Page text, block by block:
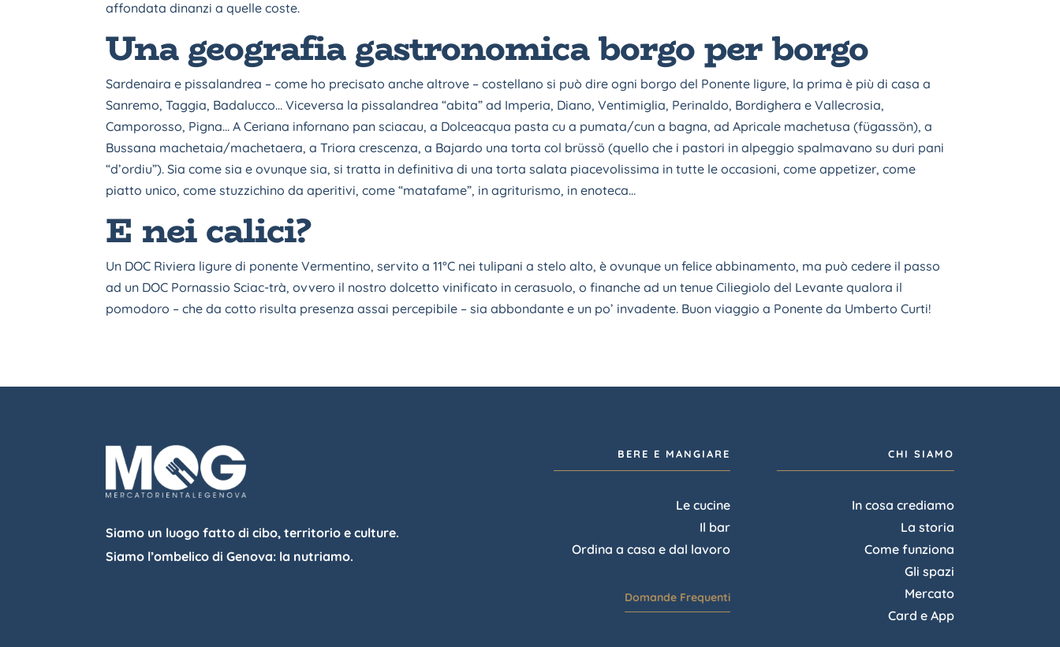
affondata dinanzi a quelle coste.
Una geografia gastronomica borgo per borgo
Sardenaira e pissalandrea – come ho precisato anche altrove – costellano si può dire ogni borgo del Ponente ligure, la prima è più di casa a
Sanremo, Taggia, Badalucco… Viceversa la pissalandrea “abita” ad Imperia, Diano, Ventimiglia, Perinaldo, Bordighera e Vallecrosia,
Camporosso, Pigna… A Ceriana infornano pan sciacau, a Dolceacqua pasta cu a pumata/cun a bagna, ad Apricale machetusa (fügassön), a
Bussana machetaia/machetaera, a Triora crescenza, a Bajardo una torta col brüssö (quello che i pastori in alpeggio spalmavano su duri pani
“d’ordiu”). Sia come sia e ovunque sia, si tratta in definitiva di una torta salata piacevolissima in tutte le occasioni, come appetizer, come
piatto unico, come stuzzichino da aperitivi, come “matafame”, in agriturismo, in enoteca…
E nei calici?
Un DOC Riviera ligure di ponente Vermentino, servito a 11°C nei tulipani a stelo alto, è ovunque un felice abbinamento, ma può cedere il passo
ad un DOC Pornassio Sciac-trà, ovvero il nostro dolcetto vinificato in cerasuolo, o finanche ad un tenue Ciliegiolo del Levante qualora il
pomodoro – che da cotto risulta presenza assai percepibile – sia abbondante e un po’ invadente. Buon viaggio a Ponente da Umberto Curti!
Siamo un luogo fatto di cibo, territorio e culture.
Siamo l’ombelico di Genova: la nutriamo.
BERE E MANGIARE
Le cucine
Il bar
Ordina a casa e dal lavoro
Domande Frequenti
CHI SIAMO
In cosa crediamo
La storia
Come funziona
Gli spazi
Mercato
Card e App